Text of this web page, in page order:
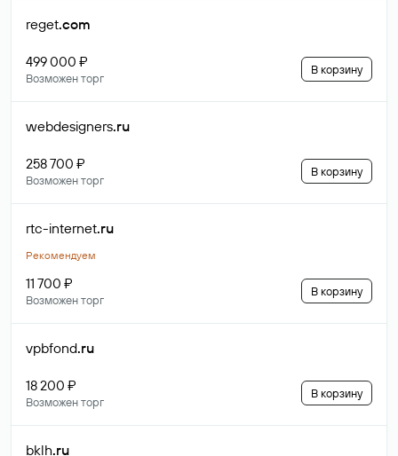
reget.com
499 000 ₽
Возможен торг
В корзину
webdesigners.ru
258 700 ₽
Возможен торг
В корзину
rtc-internet.ru
Рекомендуем
11 700 ₽
Возможен торг
В корзину
vpbfond.ru
18 200 ₽
Возможен торг
В корзину
bklh.ru